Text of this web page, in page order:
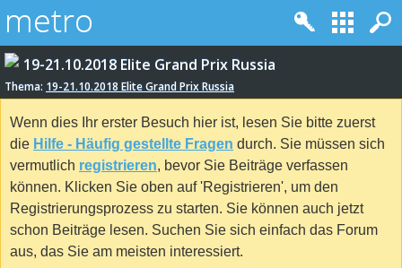
19-21.10.2018 Elite Grand Prix Russia
Thema: 19-21.10.2018 Elite Grand Prix Russia
Wenn dies Ihr erster Besuch hier ist, lesen Sie bitte zuerst
die Hilfe - Häufig gestellte Fragen durch. Sie müssen sich
vermutlich registrieren, bevor Sie Beiträge verfassen
können. Klicken Sie oben auf 'Registrieren', um den
Registrierungsprozess zu starten. Sie können auch jetzt
schon Beiträge lesen. Suchen Sie sich einfach das Forum
aus, das Sie am meisten interessiert.